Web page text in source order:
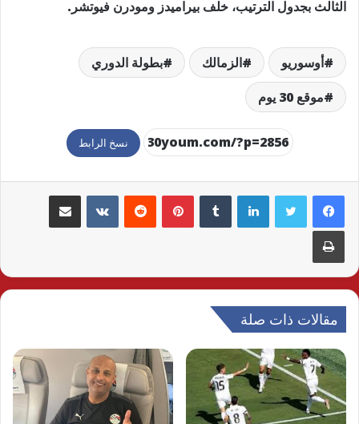
الثالث بجدول الترتيب، خلف بيراميدز ومودرن فيوتشر.
أوسوريو الزمالك
بطولة الدوري
موقع 30 يوم
نسخ الرابط
لينكدإن بينتيريست مشاركة عبر البريد
طباعة
مقالات ذات صلة